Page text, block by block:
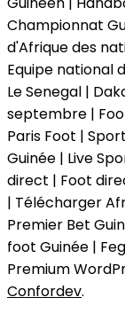
Championnat
d'Afrique des
Equipe national
Le Senegal |
septembre |
Paris Foot |
Guinée | Live
direct | Foot
| Télécharger
Premier Bet
foot Guinée |
Premium
Confordev.